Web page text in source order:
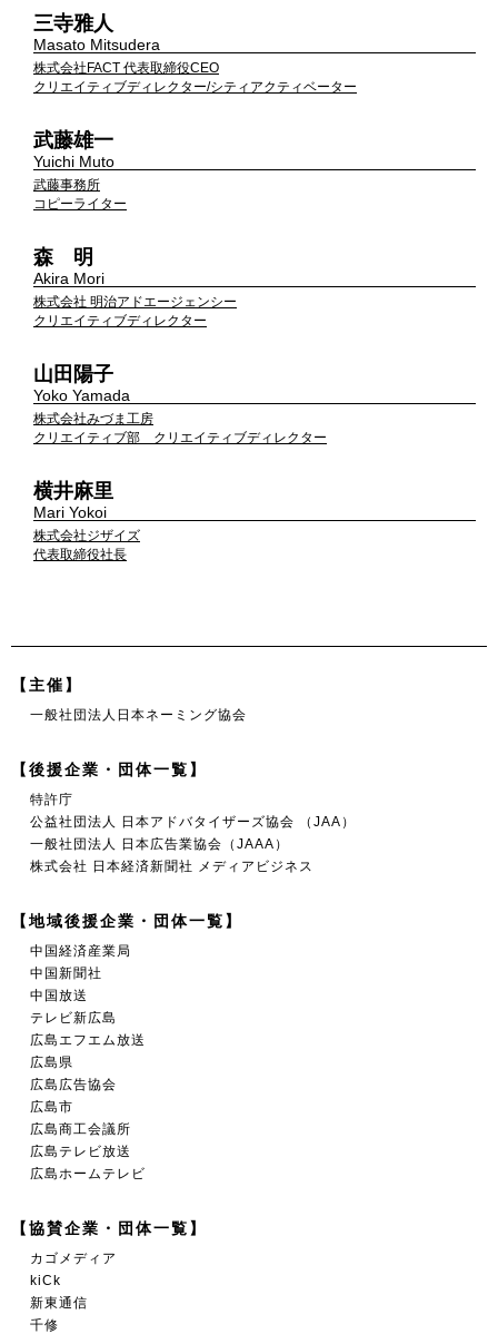
三寺雅人
Masato Mitsudera
株式会社FACT 代表取締役CEO
クリエイティブディレクター/シティアクティベーター
武藤雄一
Yuichi Muto
武藤事務所
コピーライター
森 明
Akira Mori
株式会社 明治アドエージェンシー
クリエイティブディレクター
山田陽子
Yoko Yamada
株式会社みづま工房
クリエイティブ部 クリエイティブディレクター
横井麻里
Mari Yokoi
株式会社ジザイズ
代表取締役社長
【主催】
一般社団法人日本ネーミング協会
【後援企業・団体一覧】
特許庁
公益社団法人 日本アドバタイザーズ協会 （JAA）
一般社団法人 日本広告業協会（JAAA）
株式会社 日本経済新聞社 メディアビジネス
【地域後援企業・団体一覧】
中国経済産業局
中国新聞社
中国放送
テレビ新広島
広島エフエム放送
広島県
広島広告協会
広島市
広島商工会議所
広島テレビ放送
広島ホームテレビ
【協賛企業・団体一覧】
カゴメディア
kiCk
新東通信
千修